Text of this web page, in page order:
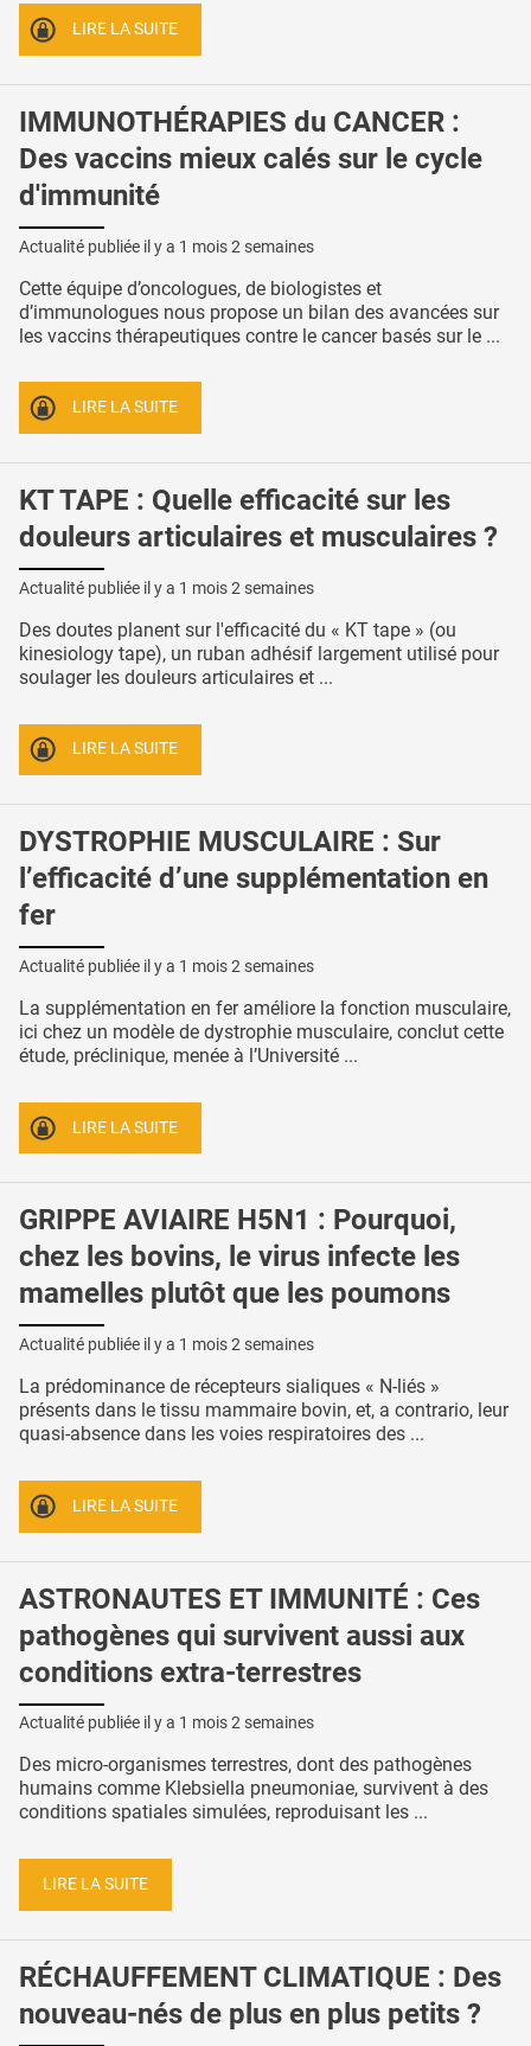
LIRE LA SUITE
IMMUNOTHÉRAPIES du CANCER :
Des vaccins mieux calés sur le cycle
d'immunité
Actualité publiée il y a 1 mois 2 semaines
Cette équipe d’oncologues, de biologistes et
d’immunologues nous propose un bilan des avancées sur
les vaccins thérapeutiques contre le cancer basés sur le ...
LIRE LA SUITE
KT TAPE : Quelle efficacité sur les
douleurs articulaires et musculaires ?
Actualité publiée il y a 1 mois 2 semaines
Des doutes planent sur l'efficacité du « KT tape » (ou
kinesiology tape), un ruban adhésif largement utilisé pour
soulager les douleurs articulaires et ...
LIRE LA SUITE
DYSTROPHIE MUSCULAIRE : Sur
l’efficacité d’une supplémentation en
fer
Actualité publiée il y a 1 mois 2 semaines
La supplémentation en fer améliore la fonction musculaire,
ici chez un modèle de dystrophie musculaire, conclut cette
étude, préclinique, menée à l’Université ...
LIRE LA SUITE
GRIPPE AVIAIRE H5N1 : Pourquoi,
chez les bovins, le virus infecte les
mamelles plutôt que les poumons
Actualité publiée il y a 1 mois 2 semaines
La prédominance de récepteurs sialiques « N-liés »
présents dans le tissu mammaire bovin, et, a contrario, leur
quasi-absence dans les voies respiratoires des ...
LIRE LA SUITE
ASTRONAUTES ET IMMUNITÉ : Ces
pathogènes qui survivent aussi aux
conditions extra-terrestres
Actualité publiée il y a 1 mois 2 semaines
Des micro-organismes terrestres, dont des pathogènes
humains comme Klebsiella pneumoniae, survivent à des
conditions spatiales simulées, reproduisant les ...
LIRE LA SUITE
RÉCHAUFFEMENT CLIMATIQUE : Des
nouveau-nés de plus en plus petits ?